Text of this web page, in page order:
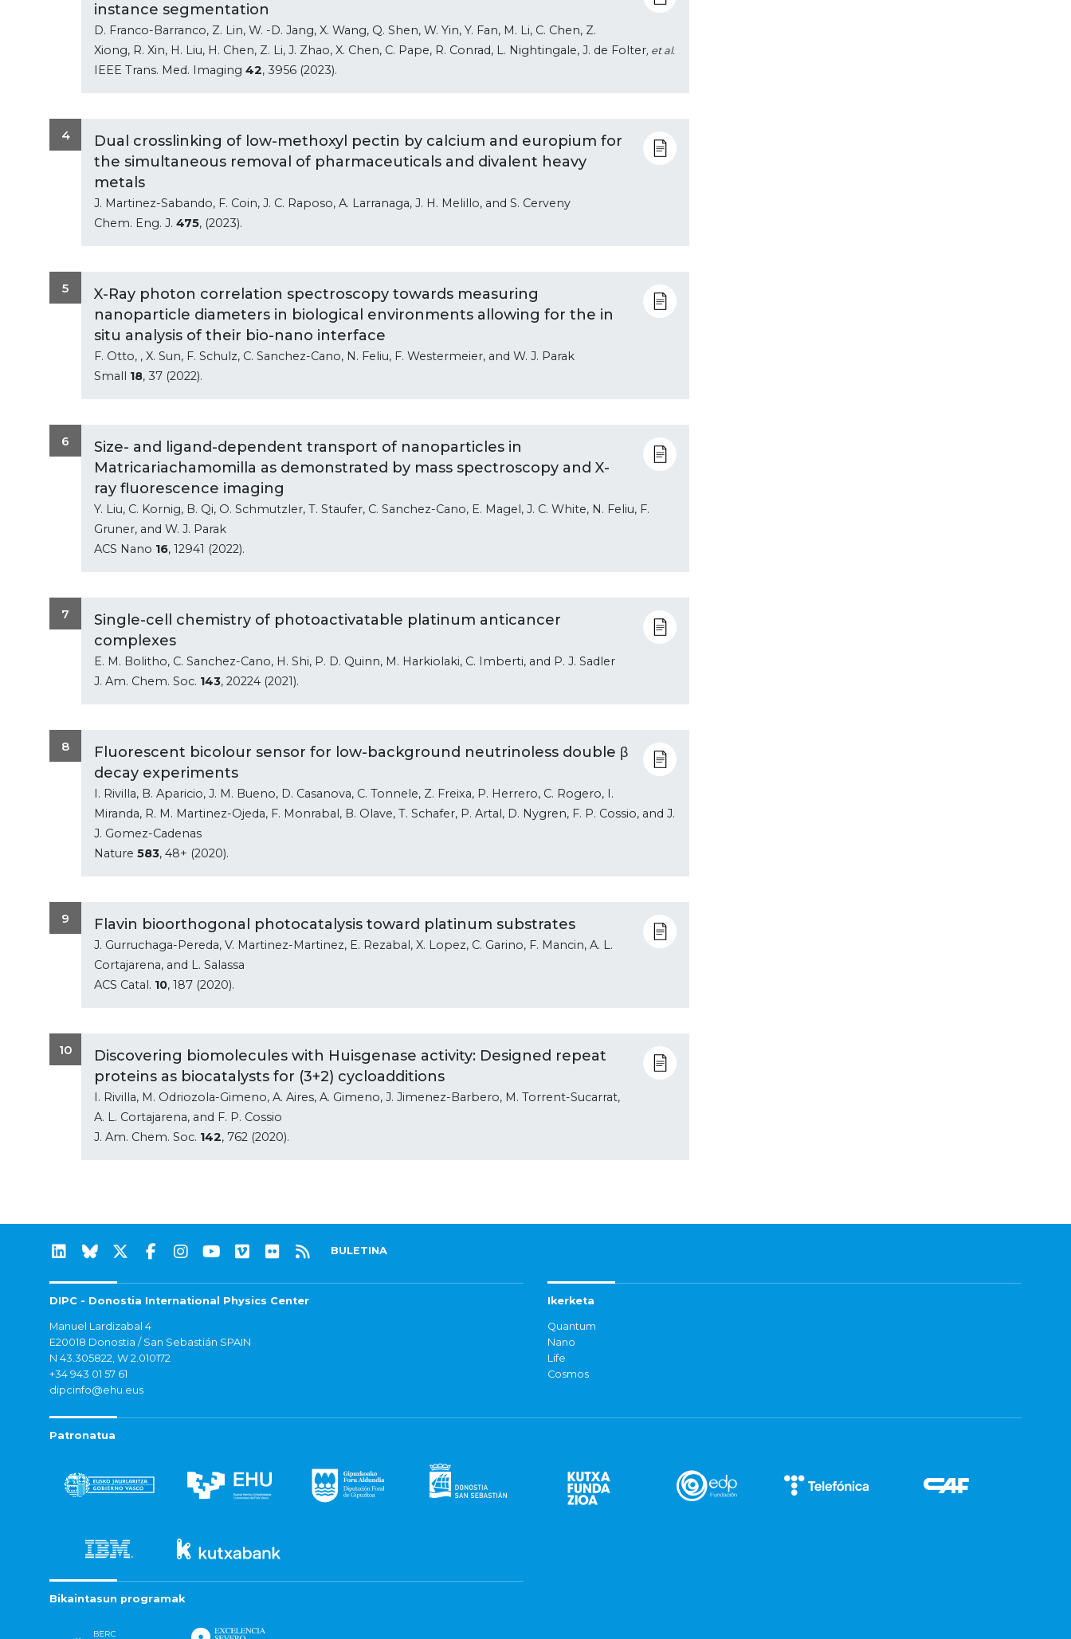
instance segmentation
D. Franco-Barranco, Z. Lin, W. -D. Jang, X. Wang, Q. Shen, W. Yin, Y. Fan, M. Li, C. Chen, Z.
Xiong, R. Xin, H. Liu, H. Chen, Z. Li, J. Zhao, X. Chen, C. Pape, R. Conrad, L. Nightingale, J. de Folter, et al.
IEEE Trans. Med. Imaging 42, 3956 (2023).
4
Dual crosslinking of low-methoxyl pectin by calcium and europium for
the simultaneous removal of pharmaceuticals and divalent heavy
metals
J. Martinez-Sabando, F. Coin, J. C. Raposo, A. Larranaga, J. H. Melillo, and S. Cerveny
Chem. Eng. J. 475, (2023).
5
X-Ray photon correlation spectroscopy towards measuring
nanoparticle diameters in biological environments allowing for the in
situ analysis of their bio-nano interface
F. Otto, , X. Sun, F. Schulz, C. Sanchez-Cano, N. Feliu, F. Westermeier, and W. J. Parak
Small 18, 37 (2022).
6
Size- and ligand-dependent transport of nanoparticles in
Matricariachamomilla as demonstrated by mass spectroscopy and X-
ray fluorescence imaging
Y. Liu, C. Kornig, B. Qi, O. Schmutzler, T. Staufer, C. Sanchez-Cano, E. Magel, J. C. White, N. Feliu, F.
Gruner, and W. J. Parak
ACS Nano 16, 12941 (2022).
7
Single-cell chemistry of photoactivatable platinum anticancer
complexes
E. M. Bolitho, C. Sanchez-Cano, H. Shi, P. D. Quinn, M. Harkiolaki, C. Imberti, and P. J. Sadler
J. Am. Chem. Soc. 143, 20224 (2021).
8
Fluorescent bicolour sensor for low-background neutrinoless double β
decay experiments
I. Rivilla, B. Aparicio, J. M. Bueno, D. Casanova, C. Tonnele, Z. Freixa, P. Herrero, C. Rogero, I.
Miranda, R. M. Martinez-Ojeda, F. Monrabal, B. Olave, T. Schafer, P. Artal, D. Nygren, F. P. Cossio, and J.
J. Gomez-Cadenas
Nature 583, 48+ (2020).
9 Flavin bioorthogonal photocatalysis toward platinum substrates
J. Gurruchaga-Pereda, V. Martinez-Martinez, E. Rezabal, X. Lopez, C. Garino, F. Mancin, A. L.
Cortajarena, and L. Salassa
ACS Catal. 10, 187 (2020).
10
Discovering biomolecules with Huisgenase activity: Designed repeat
proteins as biocatalysts for (3+2) cycloadditions
I. Rivilla, M. Odriozola-Gimeno, A. Aires, A. Gimeno, J. Jimenez-Barbero, M. Torrent-Sucarrat,
A. L. Cortajarena, and F. P. Cossio
J. Am. Chem. Soc. 142, 762 (2020).
BULETINA
DIPC - Donostia International Physics Center
Manuel Lardizabal 4
E20018 Donostia / San Sebastián SPAIN
N 43.305822, W 2.010172
+34 943 01 57 61
dipcinfo@ehu.eus
Ikerketa
Quantum
Nano
Life
Cosmos
Patronatua
Bikaintasun programak